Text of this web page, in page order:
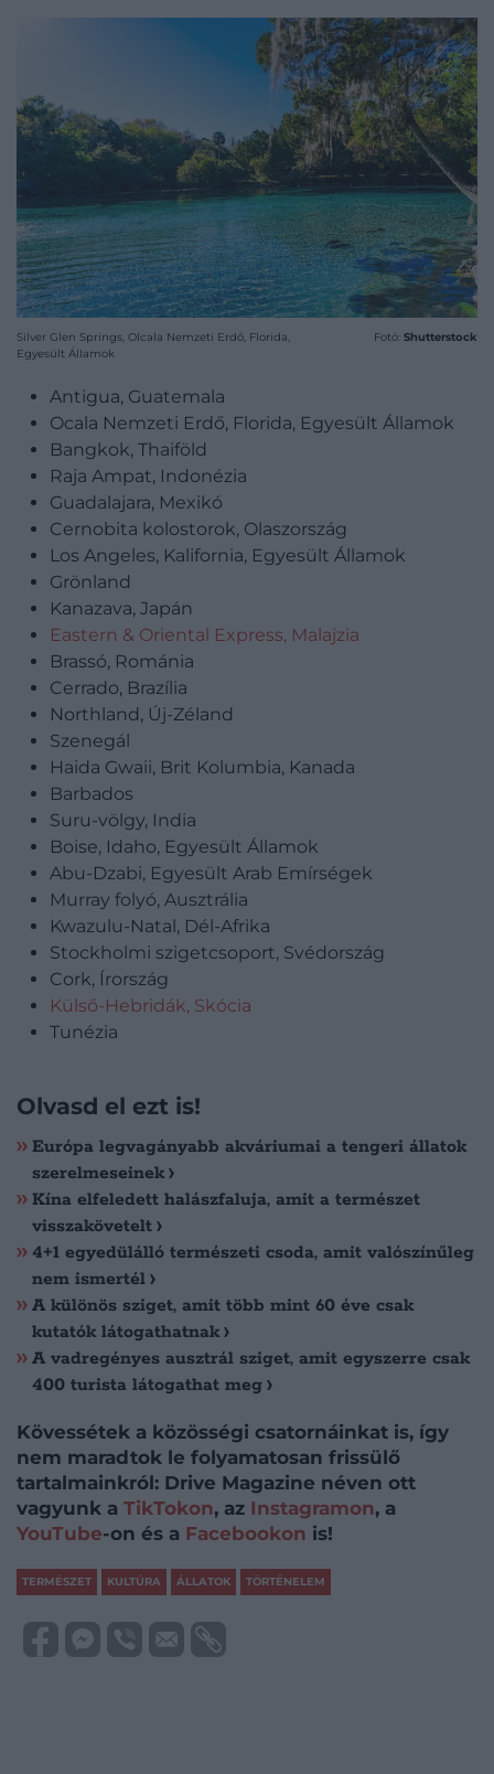
Silver Glen Springs, Olcala Nemzeti Erdő, Florida,
Egyesült Államok
Fotó: Shutterstock
Antigua, Guatemala
Ocala Nemzeti Erdő, Florida, Egyesült Államok
Bangkok, Thaiföld
Raja Ampat, Indonézia
Guadalajara, Mexikó
Cernobita kolostorok, Olaszország
Los Angeles, Kalifornia, Egyesült Államok
Grönland
Kanazava, Japán
Eastern & Oriental Express, Malajzia
Brassó, Románia
Cerrado, Brazília
Northland, Új-Zéland
Szenegál
Haida Gwaii, Brit Kolumbia, Kanada
Barbados
Suru-völgy, India
Boise, Idaho, Egyesült Államok
Abu-Dzabi, Egyesült Arab Emírségek
Murray folyó, Ausztrália
Kwazulu-Natal, Dél-Afrika
Stockholmi szigetcsoport, Svédország
Cork, Írország
Külső-Hebridák, Skócia
Tunézia
Olvasd el ezt is!
Európa legvagányabb akváriumai a tengeri állatok
szerelmeseinek
Kína elfeledett halászfaluja, amit a természet
visszakövetelt
4+1 egyedülálló természeti csoda, amit valószínűleg
nem ismertél
A különös sziget, amit több mint 60 éve csak
kutatók látogathatnak
A vadregényes ausztrál sziget, amit egyszerre csak
400 turista látogathat meg
Kövessétek a közösségi csatornáinkat is, így
nem maradtok le folyamatosan frissülő
tartalmainkról: Drive Magazine néven ott
vagyunk a TikTokon, az Instagramon, a
YouTube-on és a Facebookon is!
TERMÉSZET KULTÚRA ÁLLATOK TÖRTÉNELEM